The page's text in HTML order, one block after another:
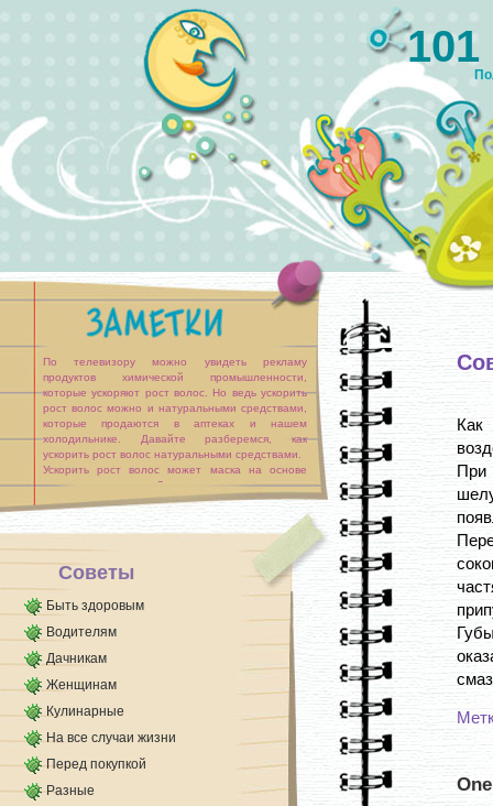
По телевизору можно увидеть рекламу
продуктов химической промышленности,
которые ускоряют рост волос. Но ведь ускорить
рост волос можно и натуральными средствами,
которые продаются в аптеках и нашем
холодильнике. Давайте разберемся, как
ускорить рост волос натуральными средствами.
Ускорить рост волос может маска на основе
касторового масла. Для ее приготовления вам
понадобится чайная ложка касторового масла и
Советы
Быть здоровым
Водителям
Дачникам
Женщинам
Кулинарные
На все случаи жизни
Перед покупкой
Разные
При